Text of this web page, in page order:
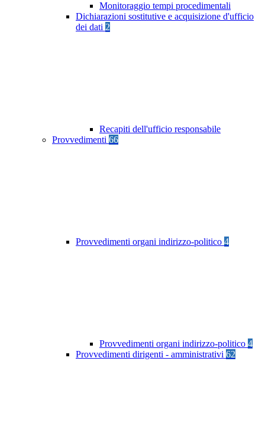
Monitoraggio tempi procedimentali
Dichiarazioni sostitutive e acquisizione d'ufficio
dei dati 2
Recapiti dell'ufficio responsabile
Provvedimenti 66
Provvedimenti organi indirizzo-politico 4
Provvedimenti organi indirizzo-politico 4
Provvedimenti dirigenti - amministrativi 62